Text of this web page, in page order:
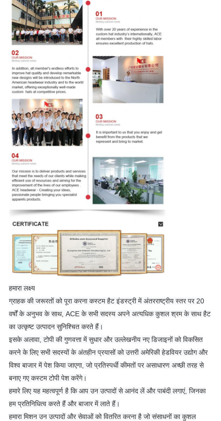
हमारा लक्ष्य
ग्राहक की जरूरतों को पूरा करना कस्टम हैट इंडस्ट्री में अंतरराष्ट्रीय स्तर पर 20
वर्षों के अनुभव के साथ, ACE के सभी सदस्य अपने अत्यधिक कुशल श्रम के साथ हैट
का उत्कृष्ट उत्पादन सुनिश्चित करते हैं।
इसके अलावा, टोपी की गुणवत्ता में सुधार और उल्लेखनीय नए डिजाइनों को विकसित
करने के लिए सभी सदस्यों के अंतहीन प्रयासों को उत्तरी अमेरिकी हेडवियर उद्योग और
विश्व बाजार में पेश किया जाएगा, जो प्रतिस्पर्धी कीमतों पर असाधारण अच्छी तरह से
बनाए गए कस्टम टोपी पेश करेंगे।
हमारे लिए यह महत्वपूर्ण है कि आप उन उत्पादों से आनंद लें और पाबंदी लगाएं, जिनका
हम प्रतिनिधित्व करते हैं और बाजार में लाते हैं।
हमारा मिशन उन उत्पादों और सेवाओं को वितरित करना है जो संसाधनों का कुशल